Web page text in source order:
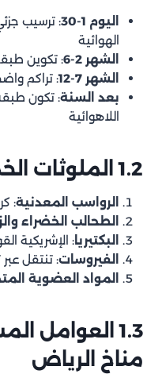
2.1 العلامات البصرية
الخطوة 3: التنظيف الكيميائي (المرحلة الأولى)
الخطوة 4: الشطف الأول
الخطوة 5: التعقيم الشامل
الخطوة 6: الشطف النهائي
الخطوة 8: إعادة الملء
الخطوة 9: الفحوصات المخبرية
اليوم 1-30
: ترسيب
الهوائية
الشهر 2-6
: تكوين
الشهر 7-12
: تراكم
بعد السنة: تكون طبقة
اللاهوائية
1.2 الملوثات الخمسة الرئيسية
الرواسب المعدنية:
الطحالب الخضراء
البكتيريا: الإشريكية
الفيروسات: تنتقل عبر
المواد العضوية
1.3 العوامل
مناخ الرياض